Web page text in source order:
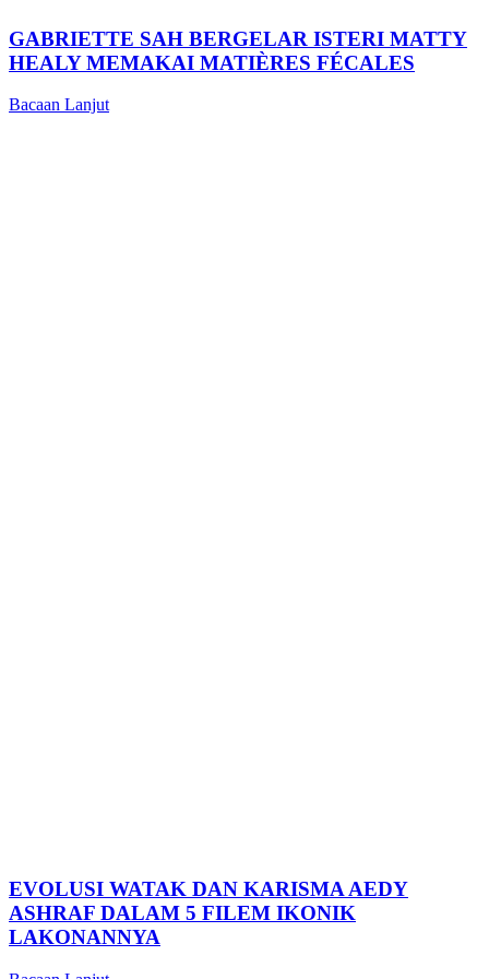
GABRIETTE SAH BERGELAR ISTERI MATTY
HEALY MEMAKAI MATIÈRES FÉCALES
Bacaan Lanjut
EVOLUSI WATAK DAN KARISMA AEDY
ASHRAF DALAM 5 FILEM IKONIK
LAKONANNYA